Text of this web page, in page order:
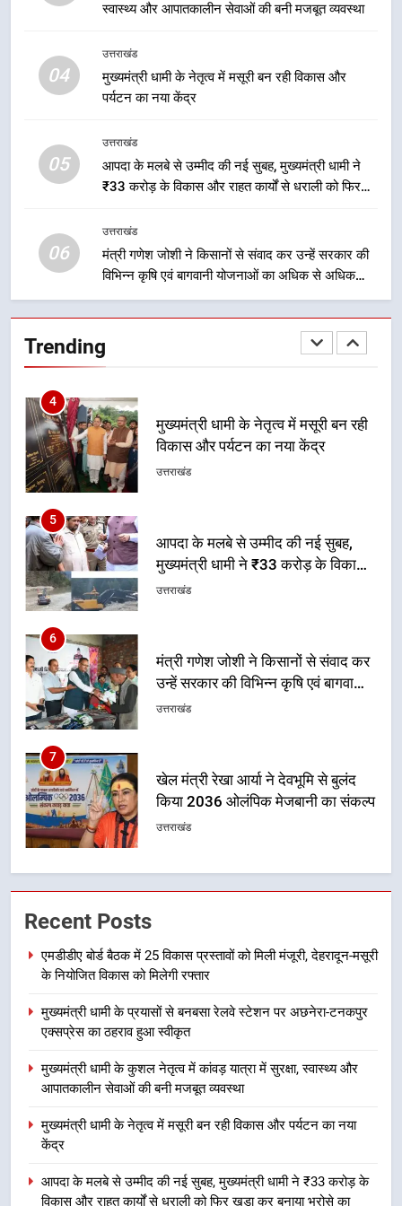
स्वास्थ्य और आपातकालीन सेवाओं की बनी मजबूत व्यवस्था
04
उत्तराखंड
मुख्यमंत्री धामी के नेतृत्व में मसूरी बन रही विकास और
पर्यटन का नया केंद्र
05
उत्तराखंड
आपदा के मलबे से उम्मीद की नई सुबह, मुख्यमंत्री धामी ने
₹33 करोड़ के विकास और राहत कार्यों से धराली को फिर
06
उत्तराखंड
मंत्री गणेश जोशी ने किसानों से संवाद कर उन्हें सरकार की
विभिन्न कृषि एवं बागवानी योजनाओं का अधिक से अधिक
लाभ उठाने का आह्वान किया
Trending
मुख्यमंत्री धामी के प्रयासों से बनबसा रेलवे
स्टेशन पर अछनेरा-टनकपुर एक्सप्रेस का
3
मुख्यमंत्री धामी के कुशल नेतृत्व में कांवड़
विकास और पर्यटन का नया केंद्र
5
आपदा के मलबे से उम्मीद की नई सुबह,
मुख्यमंत्री धामी ने ₹33 करोड़ के विकास
और राहत कार्यों से धराली को फिर खड़ा
उत्तराखंड
6
मंत्री गणेश जोशी ने किसानों से संवाद कर
उन्हें सरकार की विभिन्न कृषि एवं बागवानी
योजनाओं का अधिक से अधिक लाभ उठाने
उत्तराखंड
7
खेल मंत्री रेखा आर्या ने देवभूमि से बुलंद
किया 2036 ओलंपिक मेजबानी का संकल्प
उत्तराखंड
8
बंशीधर तिवारी के नेतृत्वकारी संदेश और
ललित मोहन जोशी के सामाजिक अभियान
से युवाओं ने लिया नशामुक्त भारत का
उत्तराखंड
1
उत्तराखंड
मुख्यमंत्री धामी के प्रयासों से बनबसा रेलवे
स्टेशन पर अछनेरा-टनकपुर एक्सप्रेस का
ठहराव हुआ स्वीकृत
उत्तराखंड
मुख्यमंत्री धामी के कुशल नेतृत्व में कांवड़
सेवाओं की बनी मजबूत व्यवस्था
उत्तराखंड
Recent Posts
एमडीडीए बोर्ड बैठक में 25 विकास प्रस्तावों को मिली मंजूरी, देहरादून-मसूरी
के नियोजित विकास को मिलेगी रफ्तार
मुख्यमंत्री धामी के प्रयासों से बनबसा रेलवे स्टेशन पर अछनेरा-टनकपुर
एक्सप्रेस का ठहराव हुआ स्वीकृत
मुख्यमंत्री धामी के कुशल नेतृत्व में कांवड़ यात्रा में सुरक्षा, स्वास्थ्य और
आपातकालीन सेवाओं की बनी मजबूत व्यवस्था
मुख्यमंत्री धामी के नेतृत्व में मसूरी बन रही विकास और पर्यटन का नया
केंद्र
आपदा के मलबे से उम्मीद की नई सुबह, मुख्यमंत्री धामी ने ₹33 करोड़ के
विकास और राहत कार्यों से धराली को फिर खड़ा कर बनाया भरोसे का